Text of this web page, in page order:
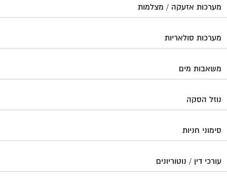
מערכות אזעקה / מצלמות
מערכות סולאריות
משאבות מים
נוזל הסקה
סימוני חניות
עורכי דין / נוטוריונים